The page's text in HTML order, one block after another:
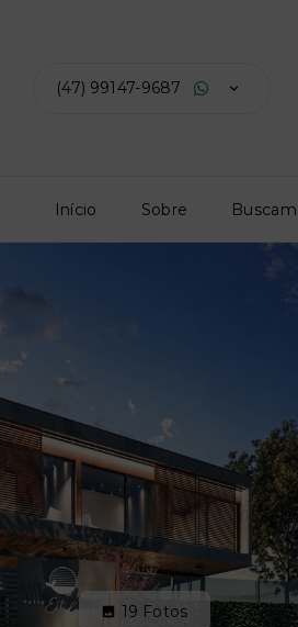
(47) 99147-9687
Início Sobre
19 Fotos